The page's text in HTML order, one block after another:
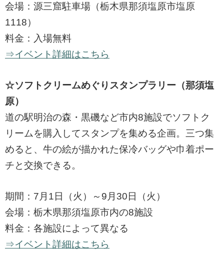
会場：源三窟駐車場（栃木県那須塩原市塩原
1118）
料金：入場無料
⇒イベント詳細はこちら
☆ソフトクリームめぐりスタンプラリー（那須塩
原）
道の駅明治の森・黒磯など市内8施設でソフトク
リームを購入してスタンプを集める企画。三つ集
めると、牛の絵が描かれた保冷バッグや巾着ポー
チと交換できる。
期間：7月1日（火）～9月30日（火）
会場：栃木県那須塩原市内の8施設
料金：各施設によって異なる
⇒イベント詳細はこちら